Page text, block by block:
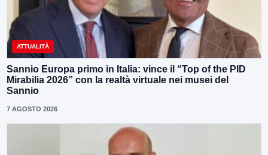
ATTUALITÀ
Sannio Europa primo in Italia: vince il “Top of the PID
Mirabilia 2026” con la realtà virtuale nei musei del
Sannio
7 AGOSTO 2026